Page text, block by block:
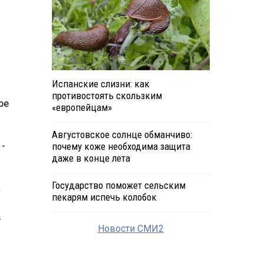
Испанские слизни: как
противостоять скользким
«европейцам»
Августовское солнце обманчиво:
почему коже необходима защита
даже в конце лета
Государство поможет сельским
пекарям испечь колобок
Новости СМИ2